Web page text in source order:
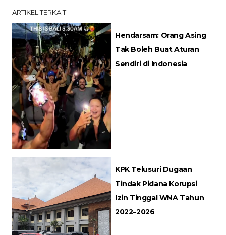
ARTIKEL TERKAIT
Hendarsam: Orang Asing
Tak Boleh Buat Aturan
Sendiri di Indonesia
KPK Telusuri Dugaan
Tindak Pidana Korupsi
Izin Tinggal WNA Tahun
2022–2026